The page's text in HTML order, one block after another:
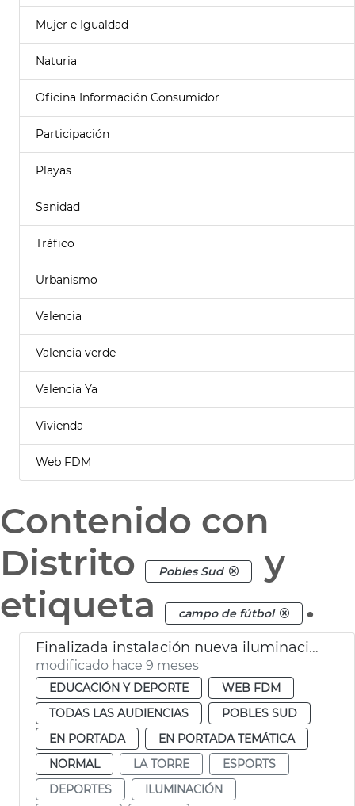
Mujer e Igualdad
Naturia
Oficina Información Consumidor
Participación
Playas
Sanidad
Tráfico
Urbanismo
Valencia
Valencia verde
Valencia Ya
Vivienda
Web FDM
Contenido con
Distrito
Pobles Sud
y
etiqueta
campo de fútbol .
Finalizada instalación nueva iluminación campo fútbol La Torre
modificado hace 9 meses
EDUCACIÓN Y DEPORTE
WEB FDM
TODAS LAS AUDIENCIAS
POBLES SUD
EN PORTADA
EN PORTADA TEMÁTICA
NORMAL
LA TORRE
ESPORTS
DEPORTES
ILUMINACIÓN